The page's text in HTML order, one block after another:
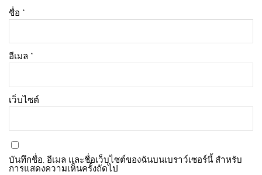
ชื่อ *
อีเมล *
เว็บไซต์
บันทึกชื่อ, อีเมล และชื่อเว็บไซต์ของฉันบนเบราว์เซอร์นี้ สำหรับ
การแสดงความเห็นครั้งถัดไป